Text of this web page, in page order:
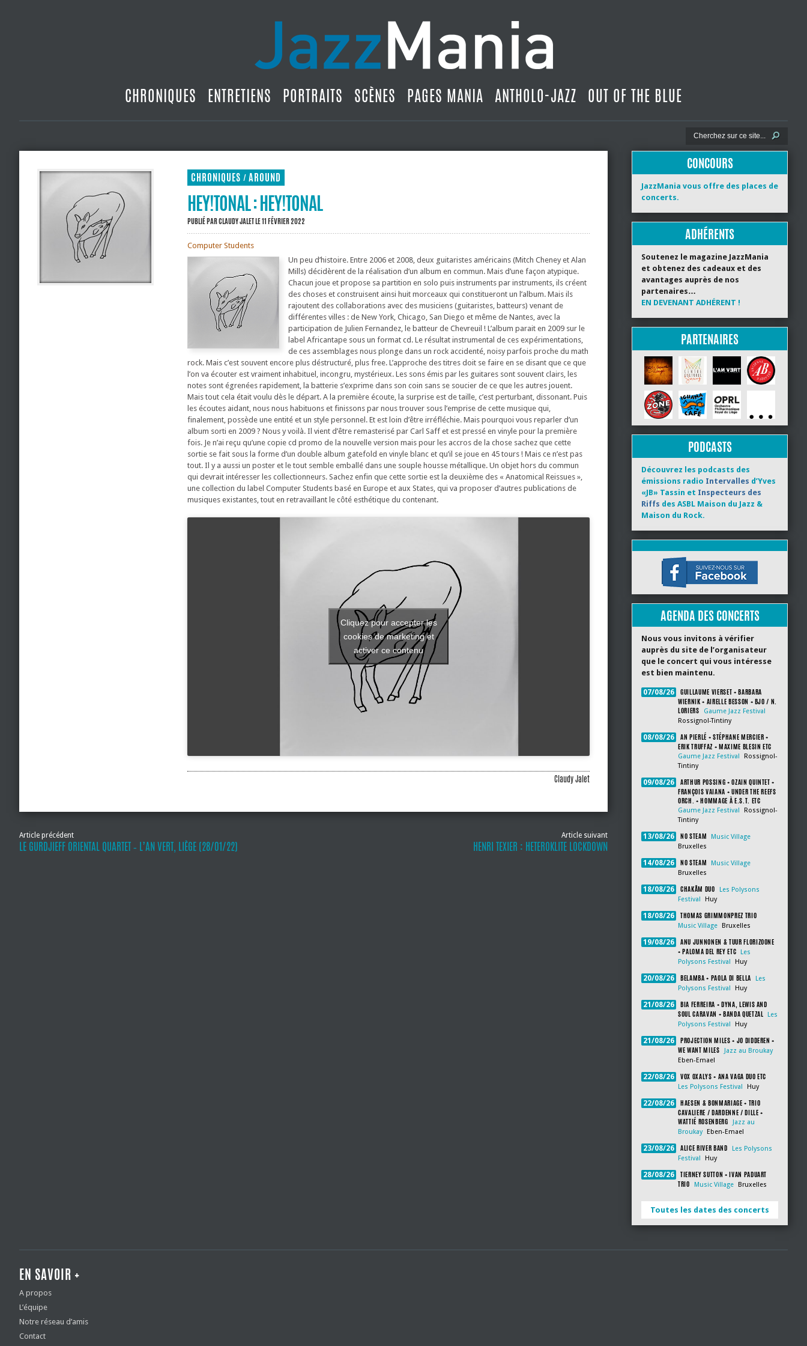
CHRONIQUES ENTRETIENS PORTRAITS SCÈNES PAGES MANIA ANTHOLO-JAZZ OUT OF THE BLUE
CHRONIQUES / AROUND
HEY!TONAL : HEY!TONAL
PUBLIÉ PARCLAUDY JALETLE 11 FÉVRIER 2022
Computer Students
Un peu d’histoire. Entre 2006 et 2008, deux guitaristes américains (Mitch Cheney et Alan
Mills) décidèrent de la réalisation d’un album en commun. Mais d’une façon atypique.
Chacun joue et propose sa partition en solo puis instruments par instruments, ils créent
des choses et construisent ainsi huit morceaux qui constitueront un l’album. Mais ils
rajoutent des collaborations avec des musiciens (guitaristes, batteurs) venant de
différentes villes : de New York, Chicago, San Diego et même de Nantes, avec la
participation de Julien Fernandez, le batteur de Chevreuil ! L’album parait en 2009 sur le
label Africantape sous un format cd. Le résultat instrumental de ces expérimentations,
de ces assemblages nous plonge dans un rock accidenté, noisy parfois proche du math
rock. Mais c’est souvent encore plus déstructuré, plus free. L’approche des titres doit se faire en se disant que ce que
l’on va écouter est vraiment inhabituel, incongru, mystérieux. Les sons émis par les guitares sont souvent clairs, les
notes sont égrenées rapidement, la batterie s’exprime dans son coin sans se soucier de ce que les autres jouent.
Mais tout cela était voulu dès le départ. A la première écoute, la surprise est de taille, c’est perturbant, dissonant. Puis
les écoutes aidant, nous nous habituons et finissons par nous trouver sous l’emprise de cette musique qui,
finalement, possède une entité et un style personnel. Et est loin d’être irréfléchie. Mais pourquoi vous reparler d’un
album sorti en 2009 ? Nous y voilà. Il vient d’être remasterisé par Carl Saff et est pressé en vinyle pour la première
fois. Je n’ai reçu qu’une copie cd promo de la nouvelle version mais pour les accros de la chose sachez que cette
sortie se fait sous la forme d’un double album gatefold en vinyle blanc et qu’il se joue en 45 tours ! Mais ce n’est pas
tout. Il y a aussi un poster et le tout semble emballé dans une souple housse métallique. Un objet hors du commun
qui devrait intéresser les collectionneurs. Sachez enfin que cette sortie est la deuxième des « Anatomical Reissues »,
une collection du label Computer Students basé en Europe et aux States, qui va proposer d’autres publications de
musiques existantes, tout en retravaillant le côté esthétique du contenant.
Cliquez pour accepter les
cookies de marketing et
activer ce contenu
Claudy Jalet
Article précédent
LE GURDJIEFF ORIENTAL QUARTET ‐ L’AN VERT, LIÈGE (28/01/22)
Article suivant
HENRI TEXIER : HETEROKLITE LOCKDOWN
CONCOURS
JazzMania vous offre des places de
concerts.
ADHÉRENTS
Soutenez le magazine JazzMania
et obtenez des cadeaux et des
avantages auprès de nos
partenaires…
EN DEVENANT ADHÉRENT !
PARTENAIRES
PODCASTS
Découvrez les podcasts des
émissions radio Intervalles d’Yves
«JB» Tassin et Inspecteurs des
Riffs des ASBL Maison du Jazz &
Maison du Rock.
AGENDA DES CONCERTS
Nous vous invitons à vérifier
auprès du site de l’organisateur
que le concert qui vous intéresse
est bien maintenu.
07/08/26
GUILLAUME VIERSET + BARBARA
WIERNIK + AIRELLE BESSON + BJO / N.
LORIERS
Gaume Jazz Festival
Rossignol-Tintiny
08/08/26
AN PIERLÉ + STÉPHANE MERCIER +
ERIK TRUFFAZ + MAXIME BLESIN ETC
Gaume Jazz Festival
Rossignol-
Tintiny
09/08/26
ARTHUR POSSING + OZAIN QUINTET +
FRANÇOIS VAIANA + UNDER THE REEFS
ORCH. + HOMMAGE À E.S.T. ETC
Gaume Jazz Festival
Rossignol-
Tintiny
13/08/26 NO STEAM
Music Village
Bruxelles
14/08/26 NO STEAM
Music Village
Bruxelles
18/08/26 CHAKÂM DUO
Les Polysons
Festival
Huy
18/08/26 THOMAS GRIMMONPREZ TRIO
Music Village Bruxelles
19/08/26
ANU JUNNONEN & TUUR FLORIZOONE
+ PALOMA DEL REY ETC
Les
Polysons Festival
Huy
20/08/26 BELAMBA + PAOLA DI BELLA
Les
Polysons Festival
Huy
21/08/26
BIA FERREIRA + DYNA, LEWIS AND
SOUL CARAVAN + BANDA QUETZAL
Les
Polysons Festival
Huy
21/08/26
PROJECTION MILES + JO DIDDEREN +
WE WANT MILES
Jazz au Broukay
Eben-Emael
22/08/26 VOX OXALYS + ANA VAGA DUO ETC
Les Polysons Festival Huy
22/08/26
HAESEN & BONMARIAGE + TRIO
CAVALIERE / DARDENNE / DILLE +
WATTIÉ ROSENBERG
Jazz au
Broukay
Eben-Emael
23/08/26 ALICE RIVER BAND
Les Polysons
Festival
Huy
28/08/26
TIERNEY SUTTON + IVAN PADUART
TRIO
Music Village Bruxelles
Toutes les dates des concerts
EN SAVOIR +
A propos
L’équipe
Notre réseau d’amis
Contact